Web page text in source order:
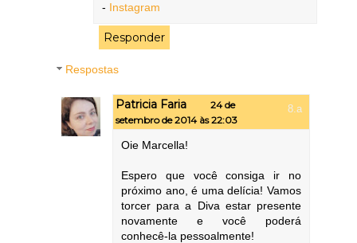
- Instagram
Responder
Respostas
Patricia Faria
24 de
setembro de 2014 às 22:03
Oie Marcella!
Espero que você consiga ir no
próximo ano, é uma delícia! Vamos
torcer para a Diva estar presente
novamente e você poderá
conhecê-la pessoalmente!